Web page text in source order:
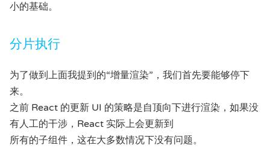
小的基础。
分片执行
为了做到上面我提到的“增量渲染”，我们首先要能够停下
来。
之前 React 的更新 UI 的策略是自顶向下进行渲染，如果没
有人工的干涉，React 实际上会更新到
所有的子组件，这在大多数情况下没有问题。